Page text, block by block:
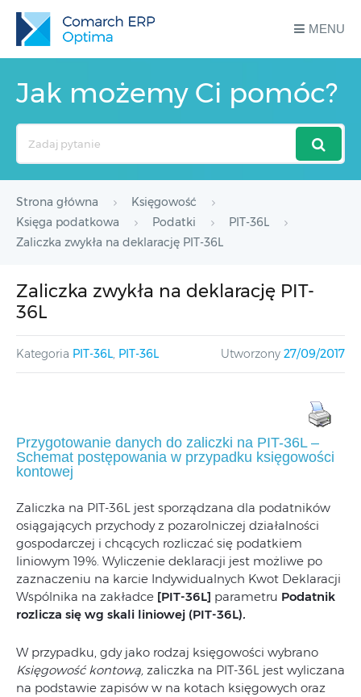
MENU
Jak możemy Ci pomóc?
Strona główna
Księgowość
Księga podatkowa
Podatki
PIT-36L
Zaliczka zwykła na deklarację PIT-36L
Zaliczka zwykła na deklarację PIT-
36L
Kategoria PIT-36L, PIT-36L Utworzony 27/09/2017
Przygotowanie danych do zaliczki na PIT-36L –
Schemat postępowania w przypadku księgowości
kontowej
Zaliczka na PIT-36L jest sporządzana dla podatników
osiągających przychody z pozarolniczej działalności
gospodarczej i chcących rozliczać się podatkiem
liniowym 19%. Wyliczenie deklaracji jest możliwe po
zaznaczeniu na karcie Indywidualnych Kwot Deklaracji
Wspólnika na zakładce [PIT-36L] parametru Podatnik
rozlicza się wg skali liniowej (PIT-36L).
W przypadku, gdy jako rodzaj księgowości wybrano
Księgowość kontową, zaliczka na PIT-36L jest wyliczana
na podstawie zapisów w na kotach księgowych oraz